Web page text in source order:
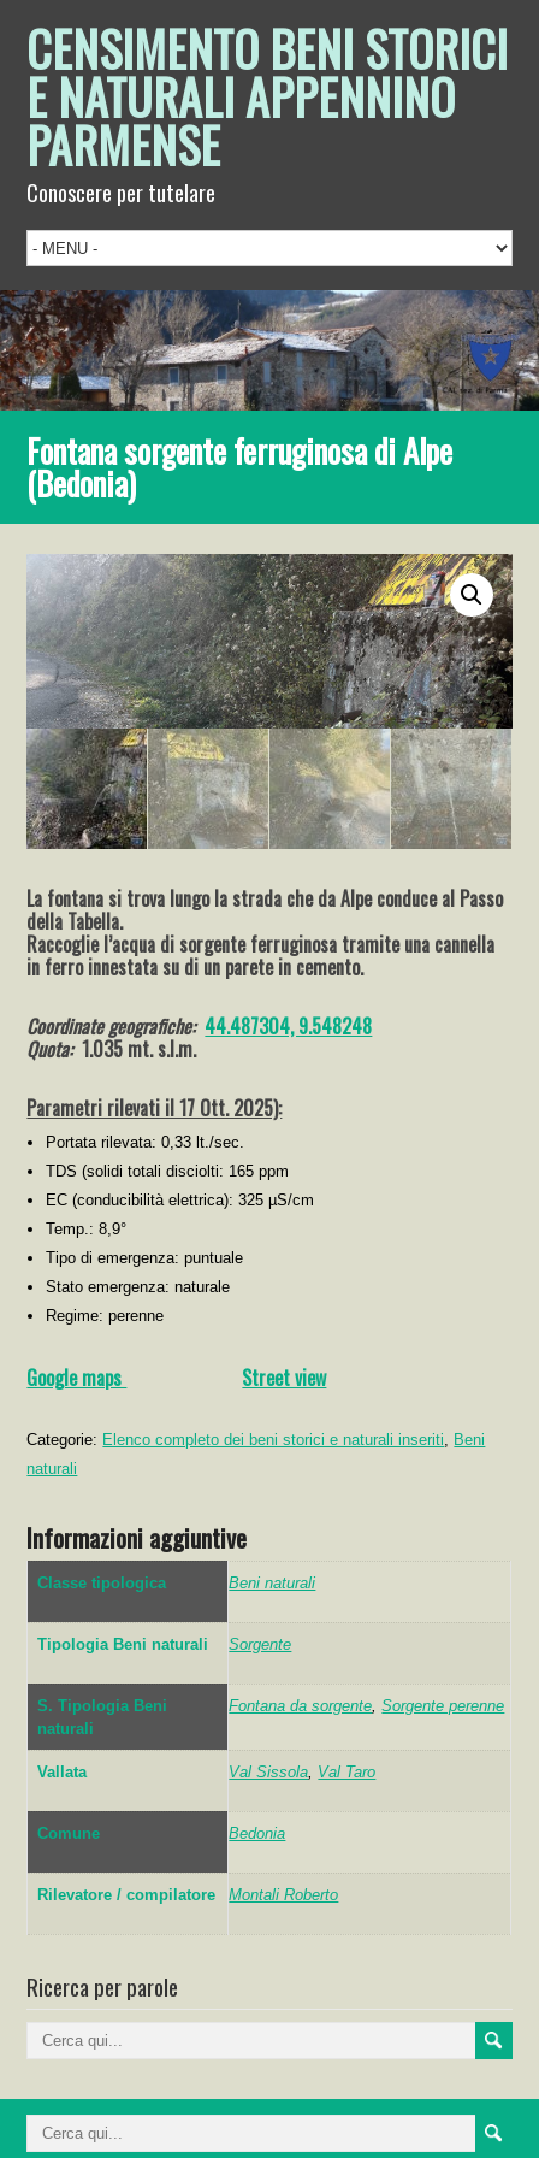
CENSIMENTO BENI STORICI
E NATURALI APPENNINO
PARMENSE
Conoscere per tutelare
Fontana sorgente ferruginosa di Alpe
(Bedonia)
La fontana si trova lungo la strada che da Alpe conduce al Passo
della Tabella.
Raccoglie l’acqua di sorgente ferruginosa tramite una cannella
in ferro innestata su di un parete in cemento.
Coordinate geografiche: 44.487304, 9.548248
Quota:1.035 mt. s.l.m.
Parametri rilevati il 17 Ott. 2025):
Portata rilevata: 0,33 lt./sec.
TDS (solidi totali disciolti: 165 ppm
EC (conducibilità elettrica): 325 µS/cm
Temp.: 8,9°
Tipo di emergenza: puntuale
Stato emergenza: naturale
Regime: perenne
Google maps Street view
Categorie: Elenco completo dei beni storici e naturali inseriti, Beni
naturali
Informazioni aggiuntive
Classe tipologica Beni naturali
Tipologia Beni naturali Sorgente
S. Tipologia Beni
naturali
Fontana da sorgente,Sorgente perenne
Vallata Val Sissola, Val Taro
Comune Bedonia
Rilevatore / compilatore Montali Roberto
Ricerca per parole